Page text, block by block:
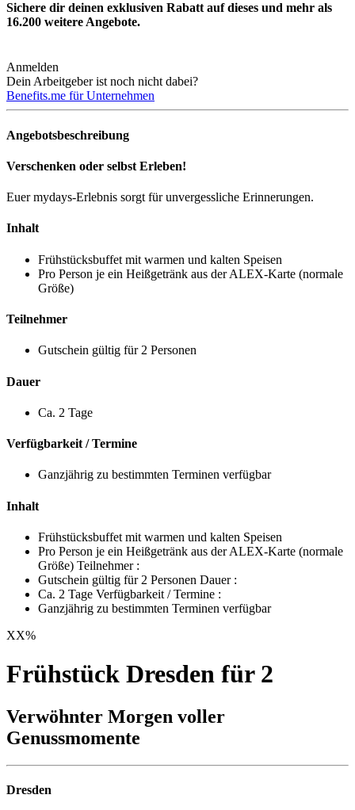
Sichere dir deinen exklusiven Rabatt auf dieses und mehr als
16.200 weitere Angebote.
Anmelden
Dein Arbeitgeber ist noch nicht dabei?
Benefits.me für Unternehmen
Angebotsbeschreibung
Verschenken oder selbst Erleben!
Euer mydays-Erlebnis sorgt für unvergessliche Erinnerungen.
Inhalt
Frühstücksbuffet mit warmen und kalten Speisen
Pro Person je ein Heißgetränk aus der ALEX-Karte (normale
Größe)
Teilnehmer
Gutschein gültig für 2 Personen
Dauer
Ca. 2 Tage
Verfügbarkeit / Termine
Ganzjährig zu bestimmten Terminen verfügbar
Inhalt
Frühstücksbuffet mit warmen und kalten Speisen
Pro Person je ein Heißgetränk aus der ALEX-Karte (normale
Größe) Teilnehmer :
Gutschein gültig für 2 Personen Dauer :
Ca. 2 Tage Verfügbarkeit / Termine :
Ganzjährig zu bestimmten Terminen verfügbar
XX%
Frühstück Dresden für 2
Verwöhnter Morgen voller
Genussmomente
Dresden